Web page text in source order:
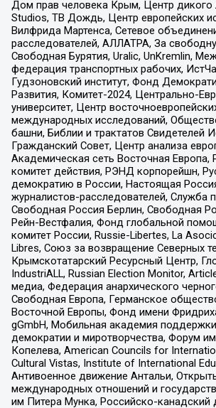
Дом прав человека Крым, Центр дикого
Studios, ТВ Дождь, Центр европейских
Вилфрида Мартенса, Сетевое
расследователей, АЛЛАТРА, За
Свободная Бурятия, Uralic, UnKremlin,
федерация транспортных рабочих,
Гудзоновский институт, Фонд
Развития, Комитет-2024, Центрально-
университет, Центр
международных исследований,
башни, Библии и трактатов Свидетелей
Гражданский Совет, Центр анализа
Академическая сеть Восточная Европа,
комитет действия, РЭНД корпорейшн,
демократию в России, Настоящая
журналистов-расследователей, Служба
Свободная Россия Берлин, Свободная
Рейн-Вестфалия, Фонд глобальной
комитет России, Russie-Libertes, La
Libres, Союз за возвращение Северных
Крымскотатарский Ресурсный Центр,
IndustriALL, Russian Election Monitor,
медиа, Федерация анархического
Свободная Европа, Германское
Восточной Европы, Фонд имени
gGmbH, Мобильная академия
демократии и миротворчества, Форум
Копелева, American Councils for
Cultural Vistas, Institute of International
Антивоенное движение Антальи,
международных отношений и
им Питера Мунка, Российско-канадский